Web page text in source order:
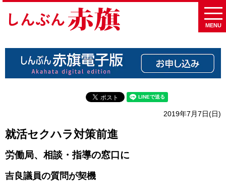
MENU
2019年7月7日(日)
就活セクハラ対策前進
労働局、相談・指導の窓口に
吉良議員の質問が契機